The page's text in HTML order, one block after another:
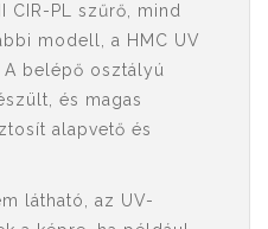
CIR-PL szűrő, mind
modell, a HMC UV
A belépő osztályú
és magas
alapvető és
látható, az UV-